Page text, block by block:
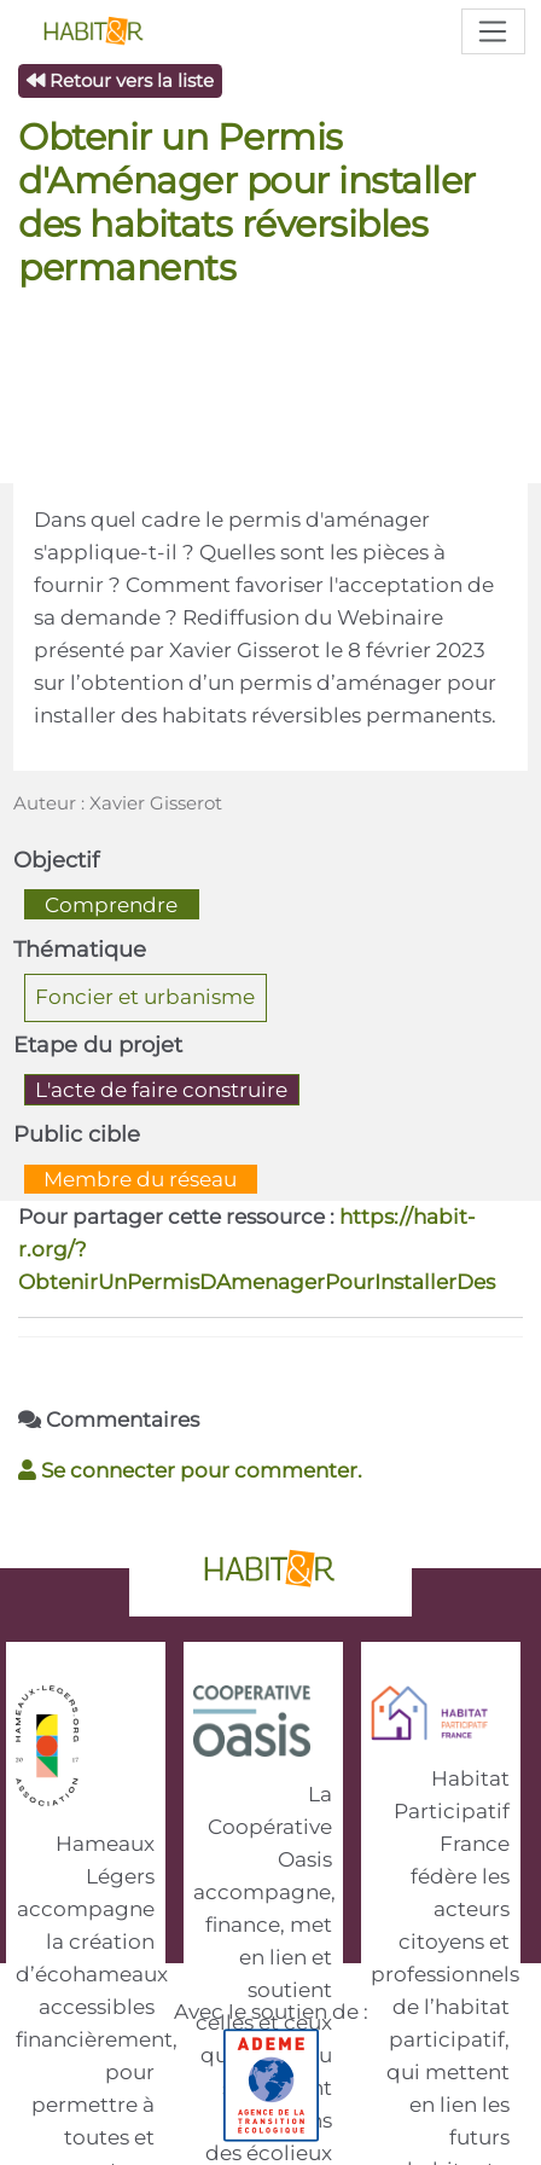
Retour vers la liste
Obtenir un Permis
d'Aménager pour installer
des habitats réversibles
permanents
Dans quel cadre le permis d'aménager
s'applique-t-il ? Quelles sont les pièces à
fournir ? Comment favoriser l'acceptation de
sa demande ? Rediffusion du Webinaire
présenté par Xavier Gisserot le 8 février 2023
sur l’obtention d’un permis d’aménager pour
installer des habitats réversibles permanents.
Auteur : Xavier Gisserot
Objectif
  Comprendre
Thématique
Foncier et urbanisme
Etape du projet
L'acte de faire construire
Public cible
  Membre du réseau
Pour partager cette ressource : https://habit-
r.org/?
ObtenirUnPermisDAmenagerPourInstallerDes
Commentaires
Se connecter pour commenter.
phrase d'accroche
Hameaux
Légers
accompagne
la création
d’écohameaux
accessibles
financièrement,
pour
permettre à
toutes et
La
Coopérative
Oasis
accompagne,
finance, met
en lien et
soutient
celles et ceux
qui vivent ou
souhaitent
vivre dans
des écolieux
Habitat
Participatif
France
fédère les
acteurs
citoyens et
professionnels
de l’habitat
participatif,
qui mettent
en lien les
futurs
Avec le soutien de :